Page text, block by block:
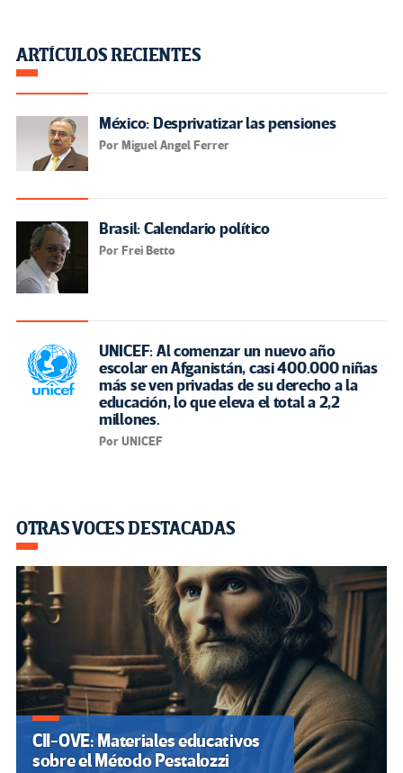
ARTÍCULOS RECIENTES
México: Desprivatizar las pensiones
Por Miguel Angel Ferrer
Brasil: Calendario político
Por Frei Betto
UNICEF: Al comenzar un nuevo año
escolar en Afganistán, casi 400.000 niñas
más se ven privadas de su derecho a la
educación, lo que eleva el total a 2,2
millones.
Por UNICEF
OTRAS VOCES DESTACADAS
CII-OVE: Materiales educativos
sobre el Método Pestalozzi